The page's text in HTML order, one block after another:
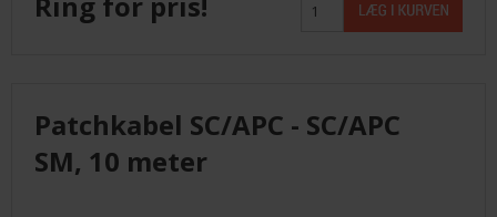
Patchkabel SC/APC - SC/APC
SM, 10 meter